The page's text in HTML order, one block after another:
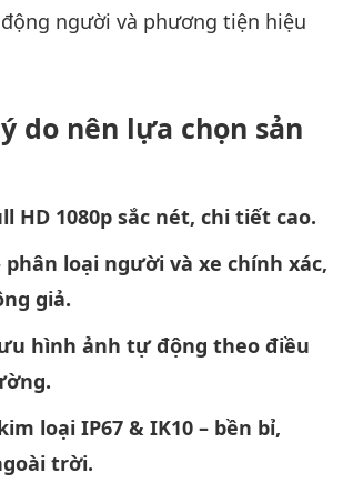
người và phương tiện hiệu
do nên lựa chọn sản
HD 1080p sắc nét, chi tiết cao.
phân loại người và xe chính xác,
giả.
ưu hình ảnh tự động theo điều
loại IP67 & IK10 – bền bỉ,
trời.